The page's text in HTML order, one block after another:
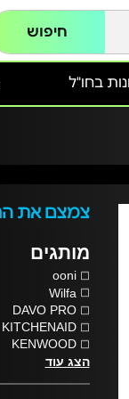
חיפוש
בחו"ל
צמצם את
מותגים
ooni
Wilfa
DAVO PRO
KITCHENAID
KENWOOD
הצג עוד